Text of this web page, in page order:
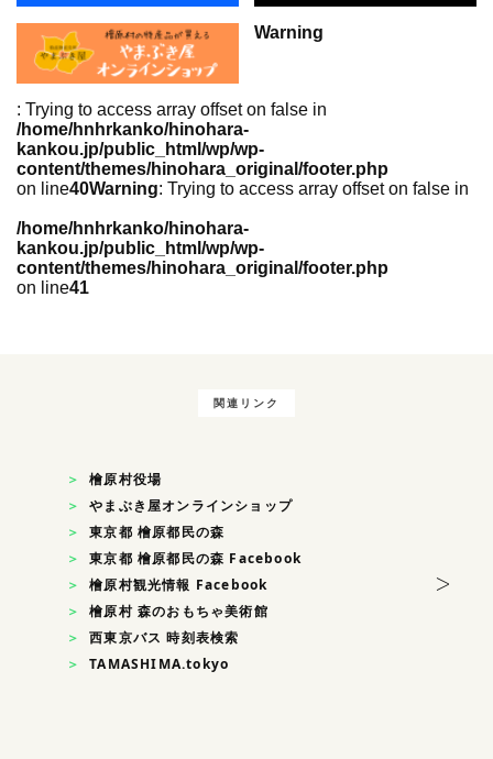
Warning
: Trying to access array offset on false in
/home/hnhrkanko/hinohara-
kankou.jp/public_html/wp/wp-
content/themes/hinohara_original/footer.php
on line40Warning: Trying to access array offset on false in
/home/hnhrkanko/hinohara-
kankou.jp/public_html/wp/wp-
content/themes/hinohara_original/footer.php
on line41
関連リンク
檜原村役場
やまぶき屋オンラインショップ
東京都 檜原都民の森
東京都 檜原都民の森 Facebook
檜原村観光情報 Facebook
檜原村 森のおもちゃ美術館
西東京バス 時刻表検索
TAMASHIMA.tokyo
>